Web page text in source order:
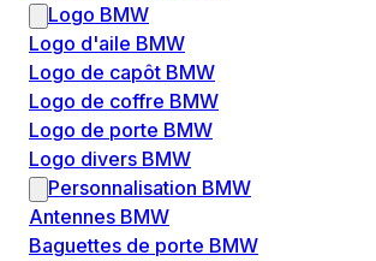
Logo BMW
Logo d'aile BMW
Logo de capôt BMW
Logo de coffre BMW
Logo de porte BMW
Logo divers BMW
Personnalisation BMW
Antennes BMW
Baguettes de porte BMW